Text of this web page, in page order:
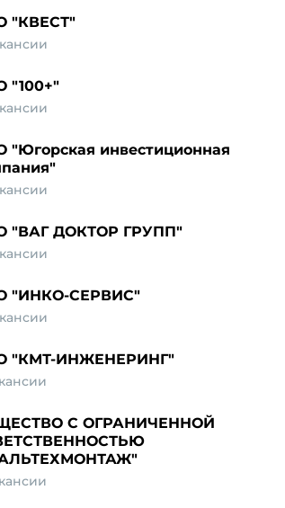
"КВЕСТ"
"100+"
"Югорская инвестиционная
"ВАГ ДОКТОР ГРУПП"
"ИНКО-СЕРВИС"
"КМТ-ИНЖЕНЕРИНГ"
С ОГРАНИЧЕННОЙ